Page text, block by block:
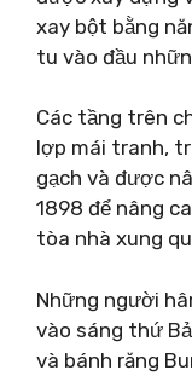
xay bột bằng
tu vào đầu
Các tầng trên
lợp mái tranh,
gạch và được
1898 để nâng
tòa nhà xung
Những người
vào sáng thứ
và bánh răng